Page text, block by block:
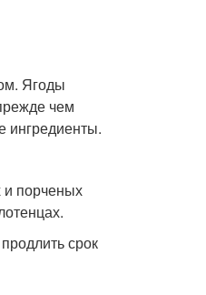
Ягоды
чем
ингредиенты.
и порченых
срок